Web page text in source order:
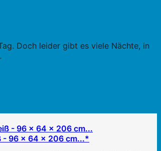
Doch leider gibt es viele Nächte, in
- 96 x 64 x 206 cm...*